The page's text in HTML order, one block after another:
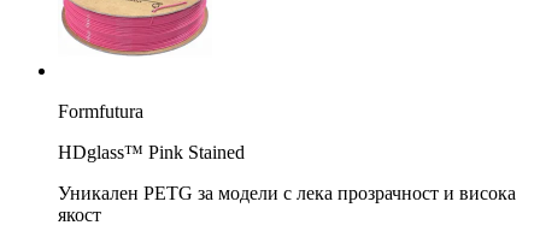
Formfutura
HDglass™ Pink Stained
Уникален PETG за модели с лека прозрачност и висока
якост